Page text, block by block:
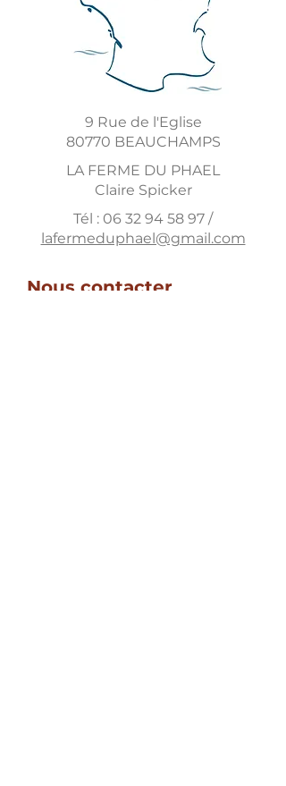
9 Rue de l'Eglise
80770 BEAUCHAMPS
LA FERME DU PHAEL
Claire Spicker
Tél : 06 32 94 58 97 /
lafermeduphael@gmail.com
Nous contacter